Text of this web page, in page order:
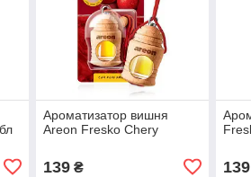
Ароматизатор вишня
Areon Fresko Chery
139₴ 139